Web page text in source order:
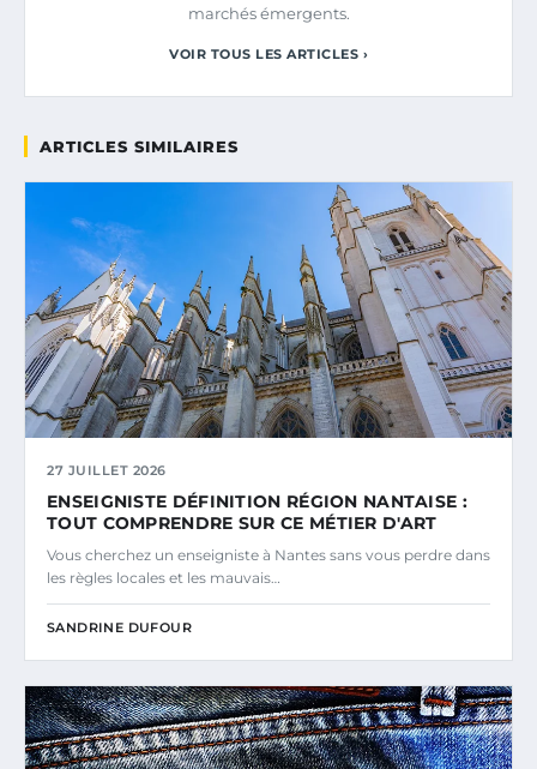
marchés émergents.
VOIR TOUS LES ARTICLES ›
ARTICLES SIMILAIRES
27 JUILLET 2026
ENSEIGNISTE DÉFINITION RÉGION NANTAISE :
TOUT COMPRENDRE SUR CE MÉTIER D'ART
Vous cherchez un enseigniste à Nantes sans vous perdre dans
les règles locales et les mauvais…
SANDRINE DUFOUR